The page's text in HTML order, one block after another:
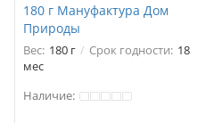
180 г Мануфактура Дом
Природы
Вес: 180 г Срок годности: 18
мес
Наличие: